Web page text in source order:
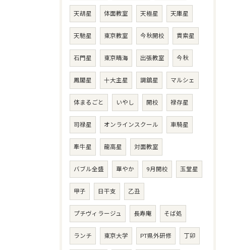
天胡星 体面教室 天極星 天庫星
天馳星 東京教室 今秋開校 貫索星
石門星 東京晴海 出張教室 今秋
鳳閣星 十大主星 調舘星 マルシェ
体まるごと いやし 開校 禄存星
司禄星 オンラインスクール 車騎星
牽牛星 龍高星 対面教室
バブル全盛 華やか 9月開校 玉堂星
甲子 日干支 乙丑
プチヴィラージュ 長寿庵 そば処
ランチ 東京大学 PT県外研修 丁卯